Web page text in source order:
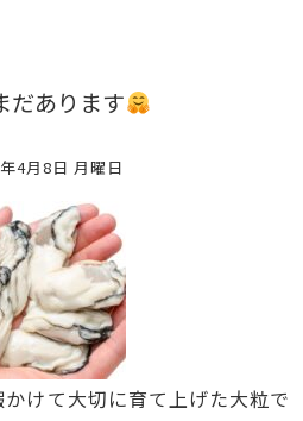
だあります
4月8日 月曜日
けて大切に育て上げた大粒で